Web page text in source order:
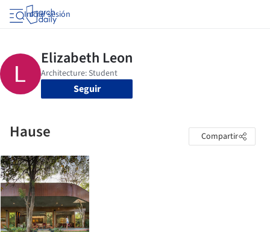
Iniciar sesión
Seguir
Hause Compartir